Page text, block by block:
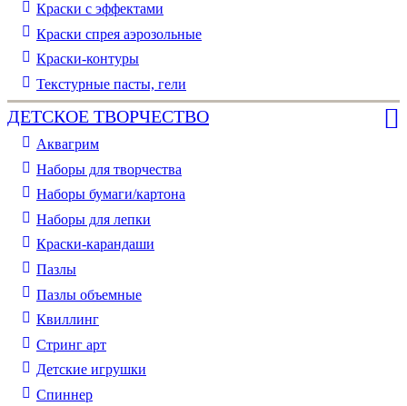
Краски с эффектами
Краски спрея аэрозольные
Краски-контуры
Текстурные пасты, гели
ДЕТСКОЕ ТВОРЧЕСТВО
Аквагрим
Наборы для творчества
Наборы бумаги/картона
Наборы для лепки
Краски-карандаши
Пазлы
Пазлы объемные
Квиллинг
Стринг арт
Детские игрушки
Спиннер